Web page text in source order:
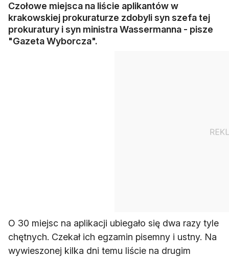
Czołowe miejsca na liście aplikantów w
krakowskiej prokuraturze zdobyli syn szefa tej
prokuratury i syn ministra Wassermanna - pisze
"Gazeta Wyborcza".
O 30 miejsc na aplikacji ubiegało się dwa razy tyle
chętnych. Czekał ich egzamin pisemny i ustny. Na
wywieszonej kilka dni temu liście na drugim